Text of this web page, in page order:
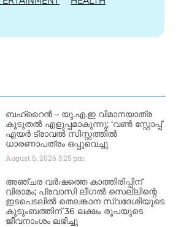
ബഹ്‌റൈൻ – യു.എ.ഇ വിമാനയാത്ര
കൂടുതൽ എളുപ്പമാകുന്നു; ‘വൺ സ്റ്റോപ്പ്’
എയർ ട്രാവൽ സിസ്റ്റത്തിൽ
ധാരണാപത്രം ഒപ്പുവെച്ചു
August 6, 20265:25 pm
അഞ്ചര വർഷത്തെ കാത്തിരിപ്പിന്
വിരാമം; പ്രവാസി ലീഗൽ സെല്ലിന്റെ
ഇടപെടലിൽ തെലങ്കാന സ്വദേശിയുടെ
കുടുംബത്തിന് 36 ലക്ഷം രൂപയുടെ
ജീവനാംശം ലഭിച്ചു